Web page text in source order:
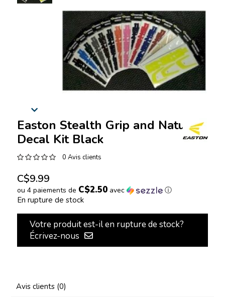
Easton Stealth Grip and Natural
Decal Kit Black
0 Avis clients
C$9.99
ou 4 paiements de C$2.50avec ⓘ
En rupture de stock
Votre produit est-il en rupture de stock?
Écrivez-nous
Avis clients (0)